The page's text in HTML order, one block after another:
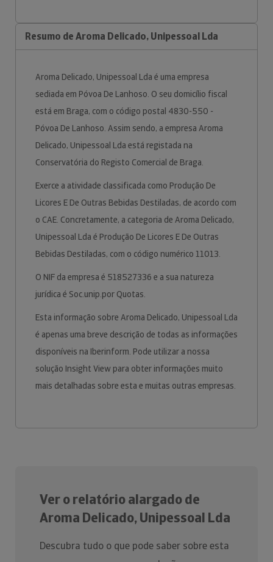
Resumo de Aroma Delicado, Unipessoal Lda
Aroma Delicado, Unipessoal Lda é uma empresa
sediada em Póvoa De Lanhoso. O seu domicílio fiscal
está em Braga, com o código postal 4830-550 -
Póvoa De Lanhoso. Assim sendo, a empresa Aroma
Delicado, Unipessoal Lda está registada na
Conservatória do Registo Comercial de Braga.
Exerce a atividade classificada como Produção De
Licores E De Outras Bebidas Destiladas, de acordo com
o CAE. Concretamente, a categoria de Aroma Delicado,
Unipessoal Lda é Produção De Licores E De Outras
Bebidas Destiladas, com o código numérico 11013.
O NIF da empresa é 518527336 e a sua natureza
jurídica é Soc.unip.por Quotas.
Esta informação sobre Aroma Delicado, Unipessoal Lda
é apenas uma breve descrição de todas as informações
disponíveis na Iberinform. Pode utilizar a nossa
solução Insight View para obter informações muito
mais detalhadas sobre esta e muitas outras empresas.
Ver o relatório alargado de
Aroma Delicado, Unipessoal Lda
Descubra tudo o que pode saber sobre esta